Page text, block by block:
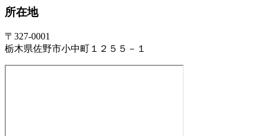
所在地
〒327-0001
栃木県佐野市小中町１２５５－１